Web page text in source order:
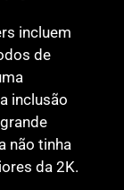
incluem
de
inclusão
não tinha
da 2K.